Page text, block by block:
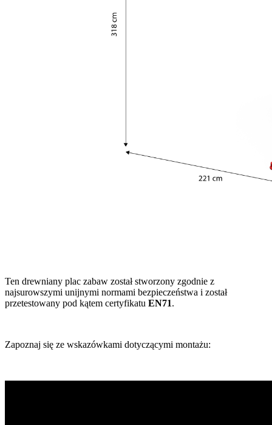
Ten drewniany plac zabaw został stworzony zgodnie z
najsurowszymi unijnymi normami bezpieczeństwa i został
przetestowany pod kątem certyfikatu EN71.
Zapoznaj się ze wskazówkami dotyczącymi montażu: